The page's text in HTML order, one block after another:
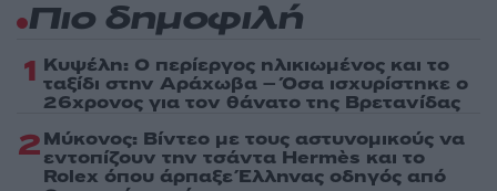
Πιο δημοφιλή
1 Κυψέλη: Ο περίεργος ηλικιωμένος και το
ταξίδι στην Αράχωβα – Όσα ισχυρίστηκε ο
26χρονος για τον θάνατο της Βρετανίδας
2Μύκονος: Βίντεο με τους αστυνομικούς να
εντοπίζουν την τσάντα Hermès και το
Rolex όπου άρπαξε Έλληνας οδηγός από